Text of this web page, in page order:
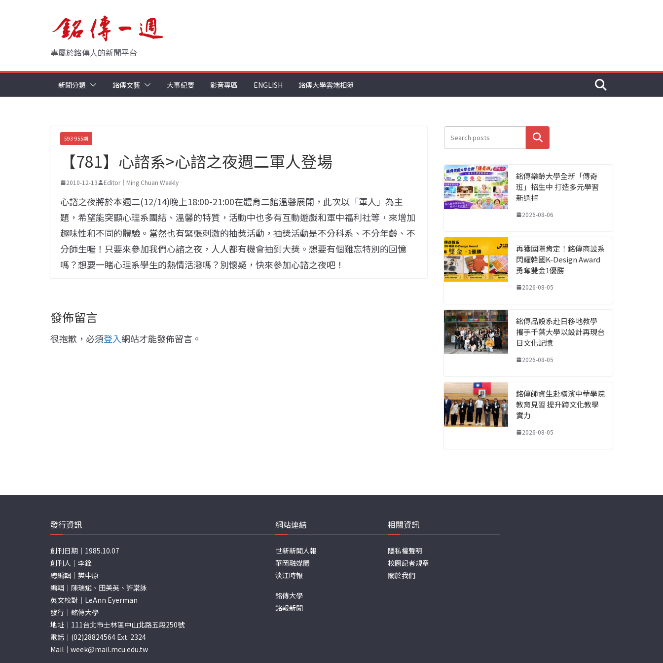
專屬於銘傳人的新聞平台
新聞分類 銘傳文藝 大事紀要 影音專區 ENGLISH 銘傳大學雲端相簿
593-955期
【781】心諮系>心諮之夜週二軍人登場
2010-12-13 Editor｜Ming Chuan Weekly
心諮之夜將於本週二(12/14)晚上18:00-21:00在體育二館溫馨展開，此次以「軍人」為主
題，希望能突顯心理系團結、溫馨的特質，活動中也多有互動遊戲和軍中福利社等，來增加
趣味性和不同的體驗。當然也有緊張刺激的抽獎活動，抽獎活動是不分科系、不分年齡、不
分師生喔！只要來參加我們心諮之夜，人人都有機會抽到大獎。想要有個難忘特別的回憶
嗎？想要一睹心理系學生的熱情活潑嗎？別懷疑，快來參加心諮之夜吧！
發佈留言
很抱歉，必須登入網站才能發佈留言。
搜尋
銘傳樂齡大學全新「傳奇
班」招生中 打造多元學習
新選擇
2026-08-06
再獲國際肯定！銘傳商設系
閃耀韓國K-Design Award
勇奪雙金1優勝
2026-08-05
銘傳品設系赴日移地教學
攜手千葉大學以設計再現台
日文化記憶
2026-08-05
銘傳師資生赴橫濱中華學院
教育見習 提升跨文化教學
實力
2026-08-05
發行資訊
創刊日期｜1985.10.07
創刊人｜李銓
總編輯｜樊中原
編輯｜陳瑞斌、田美英、許棠詠
英文校對｜LeAnn Eyerman
發行｜銘傳大學
地址｜111台北市士林區中山北路五段250號
電話｜(02)28824564 Ext. 2324
Mail｜ week@mail.mcu.edu.tw
網站連結
世新新聞人報
華岡融媒體
淡江時報
銘傳大學
銘報新聞
相關資訊
隱私權聲明
校園記者規章
關於我們